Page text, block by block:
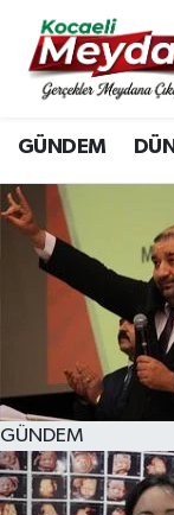
GÜNDEM
GÜNDEM
Nöbetçi
Hava
Trafik
Süper Lig
Tüm
Son Dakika
Haber